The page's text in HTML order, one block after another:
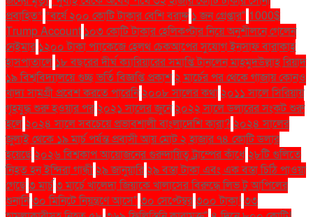
প্রবাহিত” “বর্ষে ২০০ কোটি টাকার বেশি বরাদ্দ ১ জন গ্রেপ্তার" 1000$
Trump Account ১০৩ কোটি টাকার হেলিকপ্টার নিয়ে অনুশীলনে গেলেন
নেইমার ১২০০ টাকা প্যাকেজে হেলথ চেকআপের সুযোগ ইনসাফ বারাকাহ
হাসপাতালে ১৮ বছরের দীর্ঘ ক্যারিয়ারের সমাপ্তি টানলেন মাহমুদউল্লাহ রিয়াদ
১৯ বিশ্ববিদ্যালয়ে গুচ্ছ ভর্তি বিজ্ঞপ্তি প্রকাশ ২ মার্চের পর থেকে গাজায় কোনও
খাদ্য সামগ্রী প্রবেশ করতে পারেনি ২০০৮ সালের কথা ২০১১ সালে সিরিয়ায়
গৃহযুদ্ধ শুরু হওয়ার পর ২০২১ সালের জুনে ২০২২ সালে ডলারের সংকট শুরু
হলে ২০২৪ সালে সবচেয়ে প্রভাবশালী বাংলাদেশি কারা? ২০২৪ সালের
জুলাই থেকে ১৯ মার্চ পর্যন্ত প্রবাসী আয় মোট ২ হাজার ৭৪ কোটি ডলার
হয়েছে ২০২৬ বিশ্বকাপ আয়োজনের গুরুদায়িত্ব ট্রাম্পের কাঁধে ২৮টি গুলিতে
নিহত হন ইন্দিরা গান্ধী ২৯ জানুয়ারি ২৯ বস্তা টাকা এবং এক বস্তা চিঠি পাওয়া
গেছে৩ মার্চ৩ মার্চে খালেদা জিয়াকে খালাসের বিরুদ্ধে লিভ টু আপিলের
শুনানি৩০ মিনিটে নিয়ন্ত্রণে আসে" ৩০ সেপ্টেম্বর৩০০ টাকা!৩৩